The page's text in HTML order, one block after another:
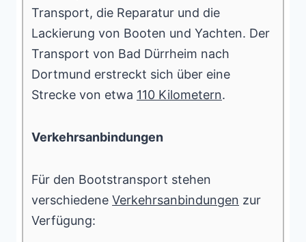
Transport, die Reparatur und die
Lackierung von Booten und Yachten. Der
Transport von Bad Dürrheim nach
Dortmund erstreckt sich über eine
Strecke von etwa 110 Kilometern.
Verkehrsanbindungen
Für den Bootstransport stehen
verschiedene Verkehrsanbindungen zur
Verfügung: